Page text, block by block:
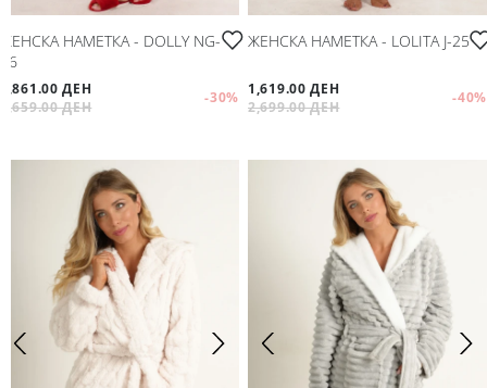
ЖЕНСКА НАМЕТКА - DOLLY NG-
26
1,861.00 ДЕН
2,659.00 ДЕН
-30%
ЖЕНСКА НАМЕТКА - LOLITA Ј-25
1,619.00 ДЕН
2,699.00 ДЕН
-40%